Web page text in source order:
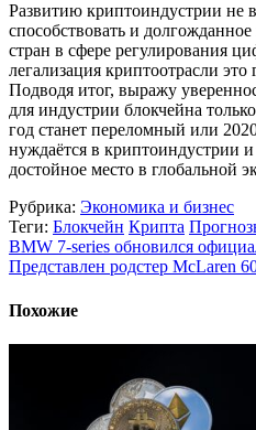
Развитию криптоиндустрии не
способствовать и
стран в сфере регулирования
легализация криптоотрасли это
Подводя итог, выражу
для индустрии блокчейна
год станет переломный или
нуждаётся в криптоиндустрии
достойное место в глобальной
Рубрика: Экономика и бизнес
Теги: Блокчейн Крипта
BMW 7-series обновился
Представлен родстер McLaren
Похожие